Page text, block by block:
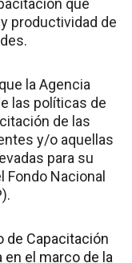
que
productividad de
la Agencia
las políticas de
de las
y/o aquellas
para su
Nacional
de Capacitación
en el marco de la